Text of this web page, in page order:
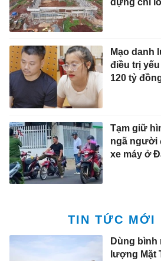
Mạo danh
điều trị
120 tỷ
Tạm giữ
ngã người
xe máy ở
TIN TỨC MỚI
Dùng
lượng Mặt